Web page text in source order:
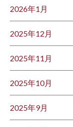
2026年1月
2025年12月
2025年11月
2025年10月
2025年9月